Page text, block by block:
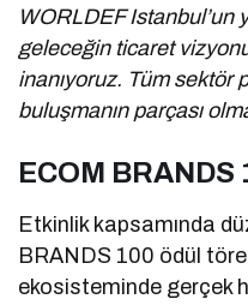
WORLDEF Istanbul’un
geleceğin ticaret
inanıyoruz. Tüm sektör
buluşmanın parçası
ECOM BRANDS
Etkinlik kapsamında
BRANDS 100 ödül
ekosisteminde gerçek